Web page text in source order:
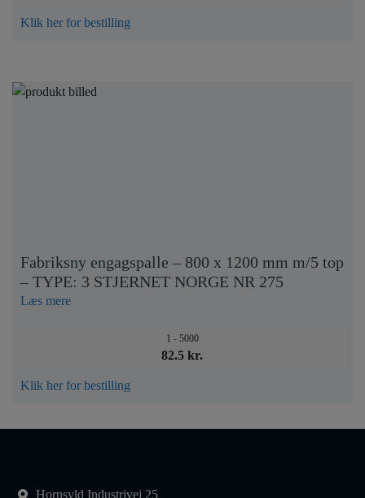
Klik her for bestilling
Fabriksny engagspalle – 800 x 1200 mm m/5 top
– TYPE: 3 STJERNET NORGE NR 275
Læs mere
1 - 5000
82.5 kr.
Klik her for bestilling
Hornsyld Industrivej 25